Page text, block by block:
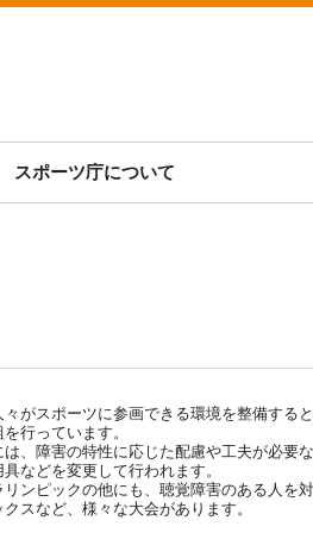
スポーツ庁について
がスポーツに参画できる環境を整備する
行っています。
、障害の特性に応じた配慮や工夫が必要
などを変更して行われます。
ンピックの他にも、聴覚障害のある人を
スなど、様々な大会があります。